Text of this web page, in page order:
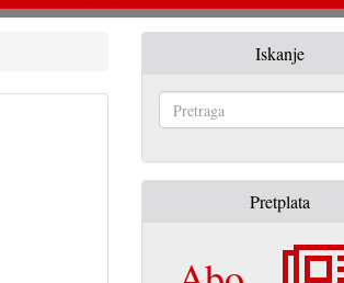
Iskanje
Pretplata